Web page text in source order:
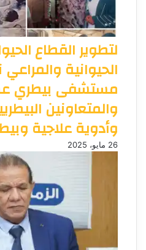
لتطوير القطاع
الحيوانية
مستشفى بيطري
والمتعاونين
وأدوية علاجية
26 مايو، 2025